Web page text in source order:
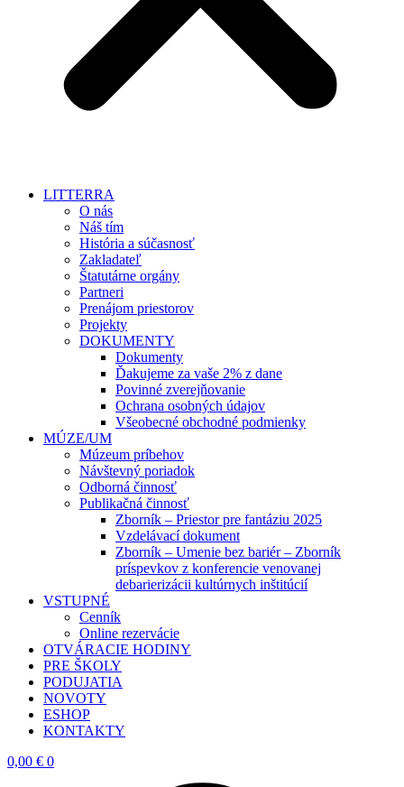
LITTERRA
O nás
Náš tím
História a súčasnosť
Zakladateľ
Štatutárne orgány
Partneri
Prenájom priestorov
Projekty
DOKUMENTY
Dokumenty
Ďakujeme za vaše 2% z dane
Povinné zverejňovanie
Ochrana osobných údajov
Všeobecné obchodné podmienky
MÚZE/UM
Múzeum príbehov
Návštevný poriadok
Odborná činnosť
Publikačná činnosť
Zborník – Priestor pre fantáziu 2025
Vzdelávací dokument
Zborník – Umenie bez bariér – Zborník
príspevkov z konferencie venovanej
debarierizácii kultúrnych inštitúcií
VSTUPNÉ
Cenník
Online rezervácie
OTVÁRACIE HODINY
PRE ŠKOLY
PODUJATIA
NOVOTY
ESHOP
KONTAKTY
0,00 € 0